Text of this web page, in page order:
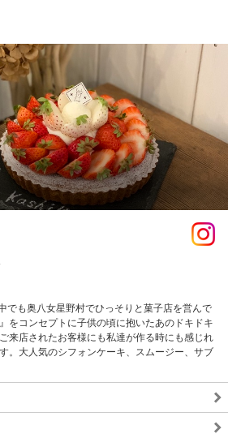
でも奥八女星野村でひっそりと菓子店を営んで
をコンセプトに子供の頃に抱いたあのドキドキ
来店されたお客様にも私達が作る時にも感じれ
。大人気のシフォンケーキ、スムージー、サブ